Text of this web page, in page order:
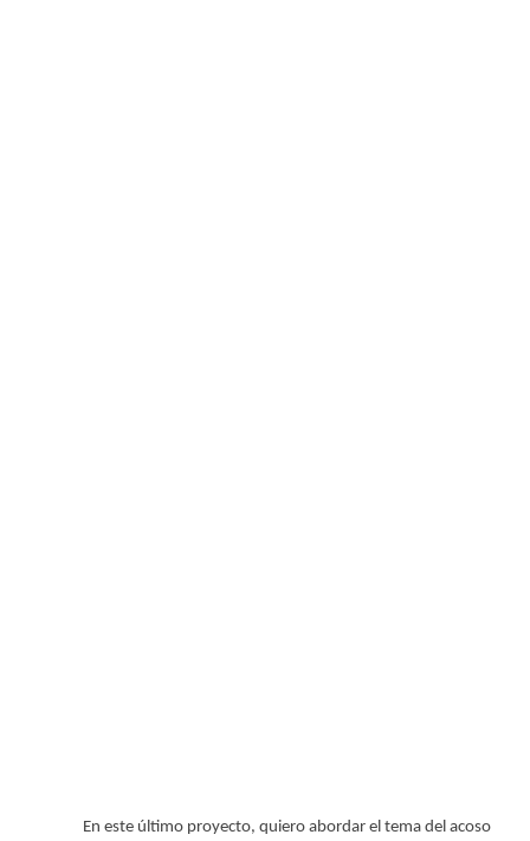
En este último proyecto, quiero abordar el tema del acoso